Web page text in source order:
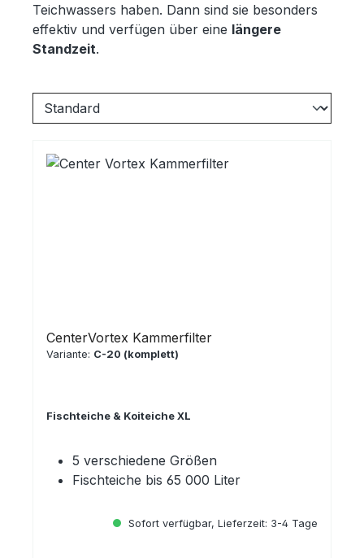
Teichwassers haben. Dann sind sie besonders
effektiv und verfügen über eine längere
Standzeit.
CenterVortex Kammerfilter
Variante: C-20 (komplett)
Fischteiche & Koiteiche XL
5 verschiedene Größen
Fischteiche bis 65 000 Liter
Sofort verfügbar, Lieferzeit: 3-4 Tage